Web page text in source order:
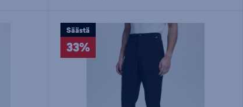
n:
ä
Säästä
33%